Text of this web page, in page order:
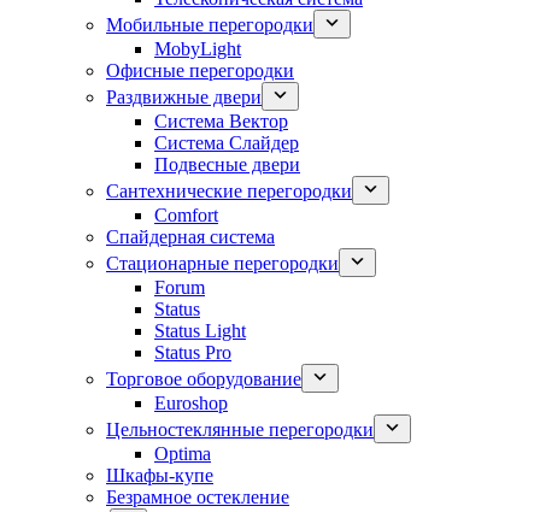
Мобильные перегородки
MobyLight
Офисные перегородки
Раздвижные двери
Система Вектор
Система Слайдер
Подвесные двери
Сантехнические перегородки
Comfort
Спайдерная система
Стационарные перегородки
Forum
Status
Status Light
Status Pro
Торговое оборудование
Euroshop
Цельностеклянные перегородки
Optima
Шкафы-купе
Безрамное остекление